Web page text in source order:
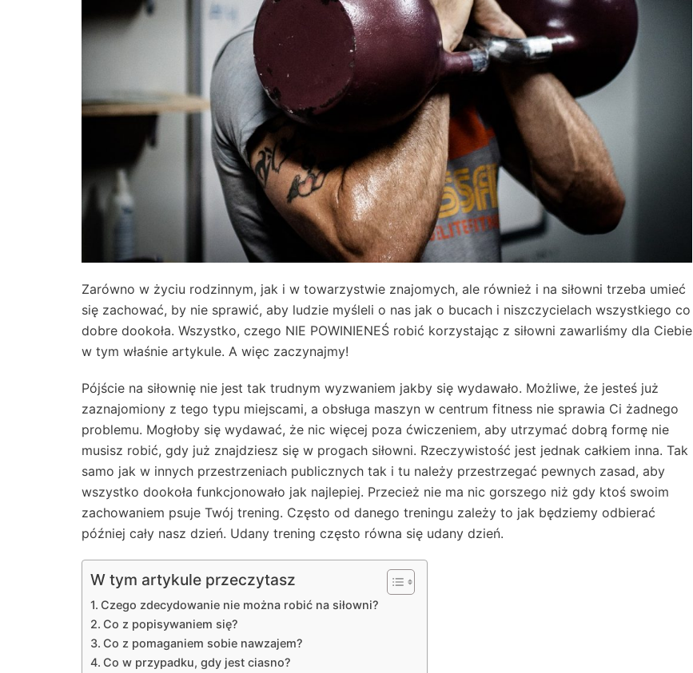
Zarówno w życiu rodzinnym, jak i w towarzystwie znajomych, ale również i na siłowni trzeba umieć
się zachować, by nie sprawić, aby ludzie myśleli o nas jak o bucach i niszczycielach wszystkiego co
dobre dookoła. Wszystko, czego NIE POWINIENEŚ robić korzystając z siłowni zawarliśmy dla Ciebie
w tym właśnie artykule. A więc zaczynajmy!
Pójście na siłownię nie jest tak trudnym wyzwaniem jakby się wydawało. Możliwe, że jesteś już
zaznajomiony z tego typu miejscami, a obsługa maszyn w centrum fitness nie sprawia Ci żadnego
problemu. Mogłoby się wydawać, że nic więcej poza ćwiczeniem, aby utrzymać dobrą formę nie
musisz robić, gdy już znajdziesz się w progach siłowni. Rzeczywistość jest jednak całkiem inna. Tak
samo jak w innych przestrzeniach publicznych tak i tu należy przestrzegać pewnych zasad, aby
wszystko dookoła funkcjonowało jak najlepiej. Przecież nie ma nic gorszego niż gdy ktoś swoim
zachowaniem psuje Twój trening. Często od danego treningu zależy to jak będziemy odbierać
później cały nasz dzień. Udany trening często równa się udany dzień.
W tym artykule przeczytasz
Czego zdecydowanie nie można robić na siłowni?
Co z popisywaniem się?
Co z pomaganiem sobie nawzajem?
Co w przypadku, gdy jest ciasno?